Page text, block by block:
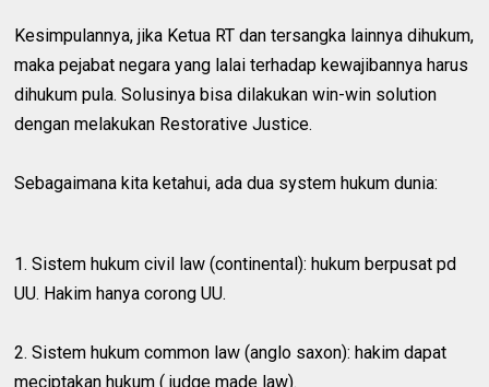
Kesimpulannya, jika Ketua RT dan tersangka lainnya dihukum,
maka pejabat negara yang lalai terhadap kewajibannya harus
dihukum pula. Solusinya bisa dilakukan win-win solution
dengan melakukan Restorative Justice.
Sebagaimana kita ketahui, ada dua system hukum dunia:
1. Sistem hukum civil law (continental): hukum berpusat pd
UU. Hakim hanya corong UU.
2. Sistem hukum common law (anglo saxon): hakim dapat
meciptakan hukum ( judge made law).